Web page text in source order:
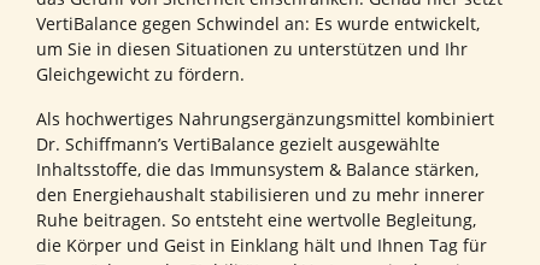
VertiBalance gegen Schwindel an: Es wurde entwickelt,
um Sie in diesen Situationen zu unterstützen und Ihr
Gleichgewicht zu fördern.
Als hochwertiges Nahrungsergänzungsmittel kombiniert
Dr. Schiffmann’s VertiBalance gezielt ausgewählte
Inhaltsstoffe, die das Immunsystem & Balance stärken,
den Energiehaushalt stabilisieren und zu mehr innerer
Ruhe beitragen. So entsteht eine wertvolle Begleitung,
die Körper und Geist in Einklang hält und Ihnen Tag für